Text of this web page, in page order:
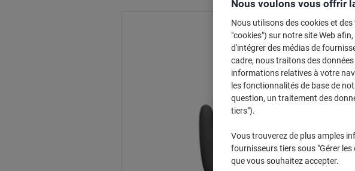
Nous voulons vous offrir
Nous utilisons des cookies et
"cookies") sur notre site Web
d'intégrer des médias de
cadre, nous traitons des
informations relatives à votre
les fonctionnalités de base de
question, un traitement des
tiers").
Vous trouverez de plus amples
fournisseurs tiers sous "Gérer
que vous souhaitez accepter.